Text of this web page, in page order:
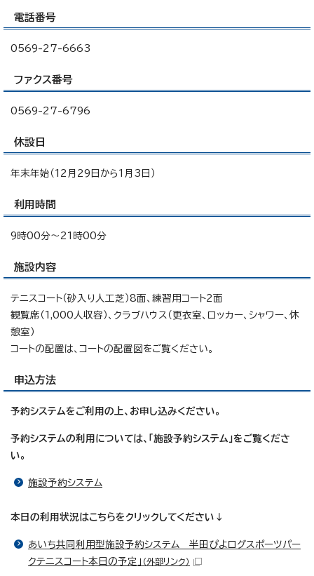
電話番号
0569-27-6663
ファクス番号
0569-27-6796
休設日
年末年始（12月29日から1月3日）
利用時間
9時00分～21時00分
施設内容
テニスコート（砂入り人工芝）8面、練習用コート2面
観覧席（1,000人収容）、クラブハウス（更衣室、ロッカー、シャワー、休
憩室）
コートの配置は、コートの配置図をご覧ください。
申込方法
予約システムをご利用の上、お申し込みください。
予約システムの利用については、「施設予約システム」をご覧くださ
い。
施設予約システム
本日の利用状況はこちらをクリックしてください↓
あいち共同利用型施設予約システム 半田ぴよログスポーツパー
クテニスコート本日の予定」 （外部リンク）